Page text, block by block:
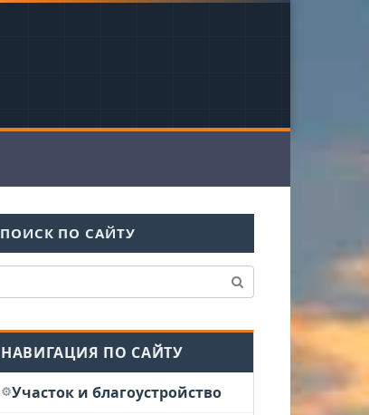
ПОИСК ПО САЙТУ
НАВИГАЦИЯ ПО САЙТУ
Участок и благоустройство